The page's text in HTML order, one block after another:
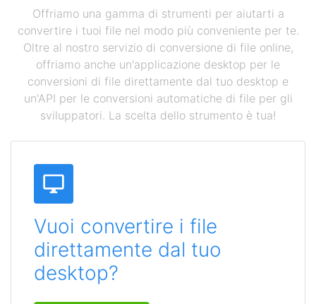
Offriamo una gamma di strumenti per aiutarti a
convertire i tuoi file nel modo più conveniente per te.
Oltre al nostro servizio di conversione di file online,
offriamo anche un'applicazione desktop per le
conversioni di file direttamente dal tuo desktop e
un'API per le conversioni automatiche di file per gli
sviluppatori. La scelta dello strumento è tua!
Vuoi convertire i file
direttamente dal tuo
desktop?